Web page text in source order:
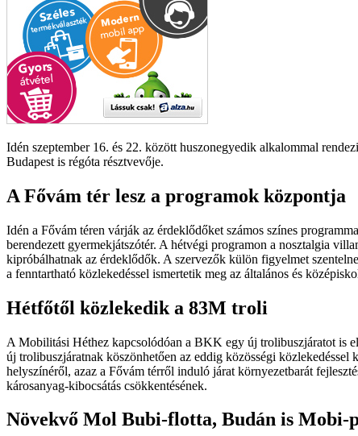
Idén szeptember 16. és 22. között huszonegyedik alkalommal
Budapest is régóta résztvevője.
A Fővám tér lesz a programok központja
Idén a Fővám téren várják az érdeklődőket számos színes
berendezett gyermekjátszótér. A hétvégi programon a nosztalgia
kipróbálhatnak az érdeklődők. A szervezők külön figyelmet
a fenntartható közlekedéssel ismertetik meg az általános és
Hétfőtől közlekedik a 83M troli
A Mobilitási Héthez kapcsolódóan a BKK egy új trolibuszjáratot is
új trolibuszjáratnak köszönhetően az eddig közösségi
helyszínéről, azaz a Fővám térről induló járat környezetbarát
károsanyag-kibocsátás csökkentésének.
Növekvő Mol Bubi-flotta, Budán is Mobi-